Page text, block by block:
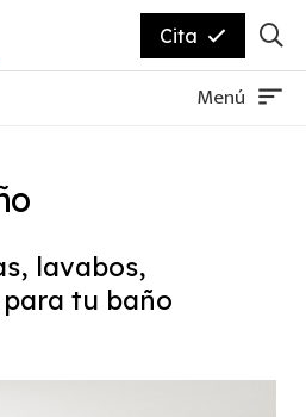
Cita
Menú sort
lavabos,
tu baño